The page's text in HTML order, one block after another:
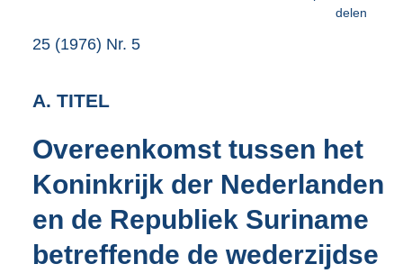
o
:
3
25 (1976) Nr. 5
A. TITEL
Overeenkomst tussen het
Koninkrijk der Nederlanden
en de Republiek Suriname
betreffende de wederzijdse